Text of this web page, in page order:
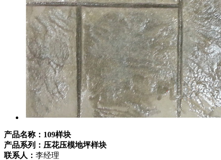
产品名称：109样块
产品系列：压花压模地坪样块
联系人： 李经理